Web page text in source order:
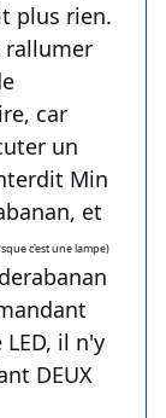
plus rien.
rallumer
car
un
Min
et
c'est une lampe)
il n'y
DEUX